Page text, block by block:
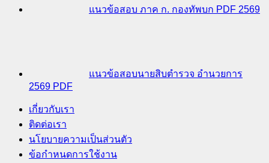
แนวข้อสอบ ภาค ก. กองทัพบก PDF 2569
แนวข้อสอบนายสิบตำรวจ อำนวยการ
2569 PDF
เกี่ยวกับเรา
ติดต่อเรา
นโยบายความเป็นส่วนตัว
ข้อกำหนดการใช้งาน